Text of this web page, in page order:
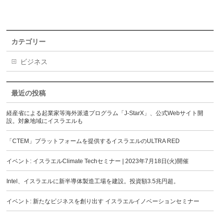
カテゴリー
ビジネス
最近の投稿
経産省による起業家等海外派遣プログラム「J-StarX」、公式Webサイト開
設。対象地域にイスラエルも
「CTEM」プラットフォームを提供するイスラエルのULTRA RED
イベント: イスラエルClimate Techセミナー | 2023年7月18日(火)開催
Intel、イスラエルに新半導体製造工場を建設。投資額3.5兆円超。
イベント: 新たなビジネスを創り出す イスラエルイノベーションセミナー